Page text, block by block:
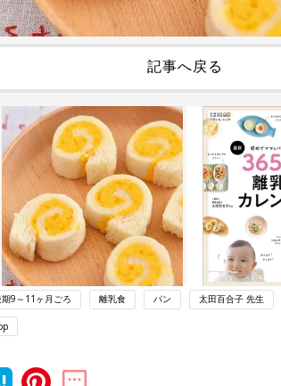
記事へ戻る
9～11ヶ月ごろ 離乳食 パン 太田百合子 先生